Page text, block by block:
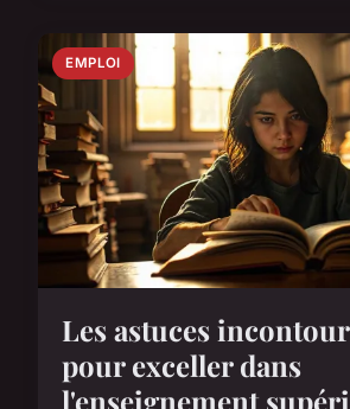
EMPLOI
Les astuces
pour exceller dans
l'enseignement